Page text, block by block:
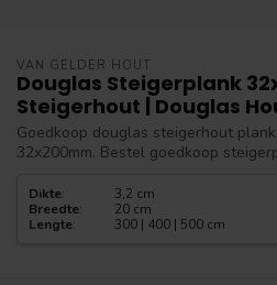
VAN GELDER HOUT
Douglas Steigerplank
Steigerhout | Douglas
Goedkoop douglas steigerhout
32x200mm. Bestel goedkoop
Dikte:
3,2 cm
Breedte:
20 cm
Lengte: 300 | 400 | 500 cm